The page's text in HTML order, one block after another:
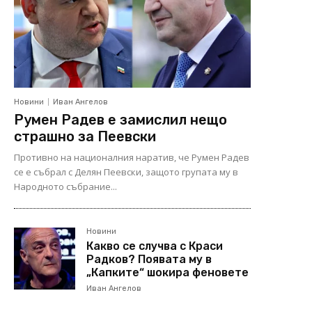
Новини Иван Ангелов
Румен Радев е замислил нещо
страшно за Пеевски
Противно на националния наратив, че Румен Радев
се е събрал с Делян Пеевски, защото групата му в
Народното събрание...
Новини
Какво се случва с Краси
Радков? Появата му в
„Капките“ шокира феновете
Иван Ангелов